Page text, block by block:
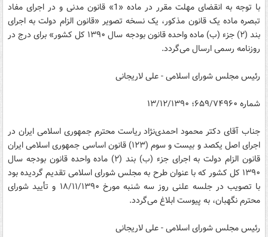
با توجه به انقضای مهلت مقرر در ماده «1» قانون مدنی و در اجرای مفاد
تبصره ماده یک قانون مذکور، یک نسخه تصویر «قانون الزام دولت به اجرای
بند (۲) جزء‌ (ب) ماده واحده قانون بودجه سال ۱۳۹۰ کل کشور» برای درج در
روزنامه رسمی ارسال می‌گردد.
رئیس مجلس شورای اسلامی - علی لاریجانی
شماره ۶۵۹/۷۴۹۶۰؛ ۱۳/۱۲/۱۳۹۰
جناب آقای دکتر محمود احمدی‌نژاد ریاست محترم جمهوری اسلامی ایران در
اجرای اصل یکصد و بیست و سوم (۱۲۳) قانون اساسی جمهوری اسلامی ایران
قانون الزام دولت به اجرای جزء (ب) بند (۲) ماده واحده قانون بودجه سال
۱۳۹۰ کل کشور که با عنوان طرح به مجلس شورای اسلامی تقدیم گردیده بود
با تصویب در جلسه علنی روز سه شنبه مورخ ۱۸/۱۱/۱۳۹۰ و تأیید شورای
محترم نگهبان،‌ به پیوست ابلاغ می‌گردد.
رئیس مجلس شورای اسلامی - علی لاریجانی